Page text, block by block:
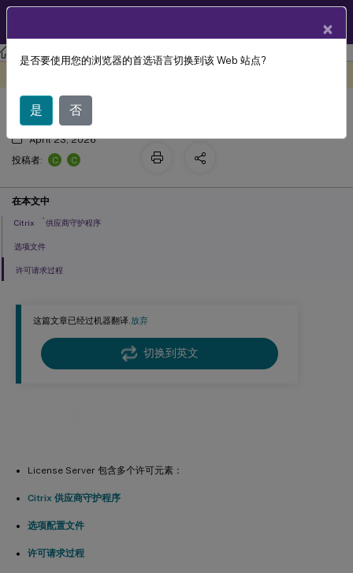
许可 许可 11.17.2 版本 48000
这篇文章已经过机器翻译.放弃
切换到英文
License Server 包含多个许可元素：
Citrix 供应商守护程序
选项配置文件
许可请求过程
许可元素
April 23, 2026
投稿者:
C C
在本文中
Citrix ® 供应商守护程序
选项文件
许可请求过程
×
是否要使用您的浏览器的首选语言切换到该 Web 站点?
是 否